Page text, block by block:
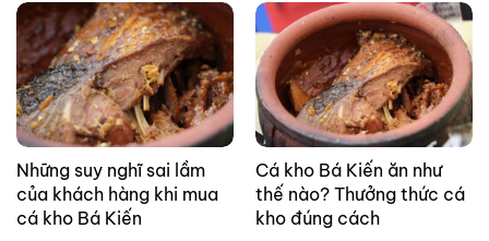
Những suy nghĩ sai lầm
của khách hàng khi mua
cá kho Bá Kiến
Cá kho Bá Kiến ăn như
thế nào? Thưởng thức cá
kho đúng cách